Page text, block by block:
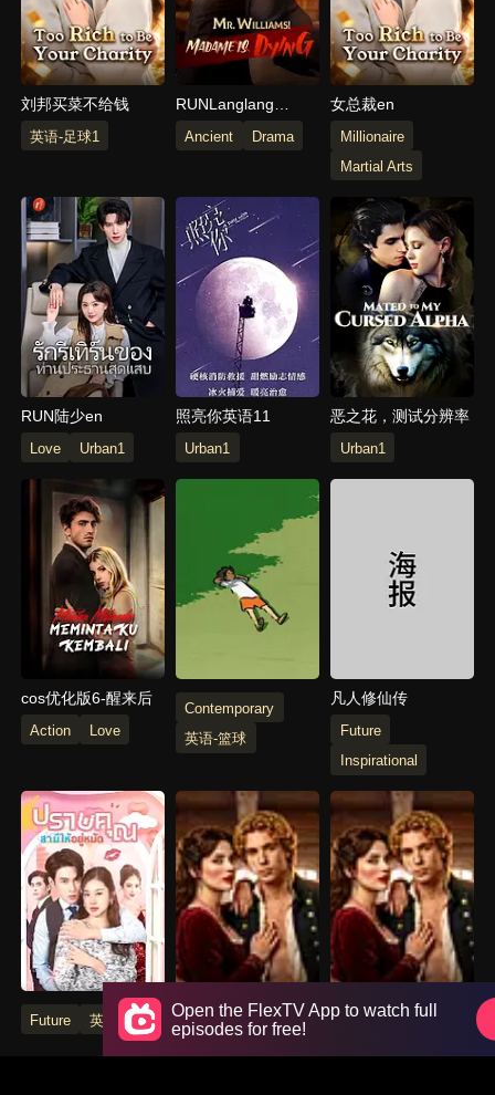
刘邦买菜不给钱
英语-足球1
RUNLanglang
Mountain Little
Monster_Langlang
Monster_Langlang
Mountain Little
Monster
Ancient Drama
女总裁en
Millionaire
Martial Arts
RUN陆少en
Love Urban1
照亮你英语11
Urban1
恶之花，测试分辨率
Urban1
cos优化版6-醒来后
Action Love
Contemporary
英语-篮球
凡人修仙传
Future
Inspirational
Future 英语-桌球 测试作品下载
Supernatural
不同语种
Open the FlexTV App to watch full
episodes for free!